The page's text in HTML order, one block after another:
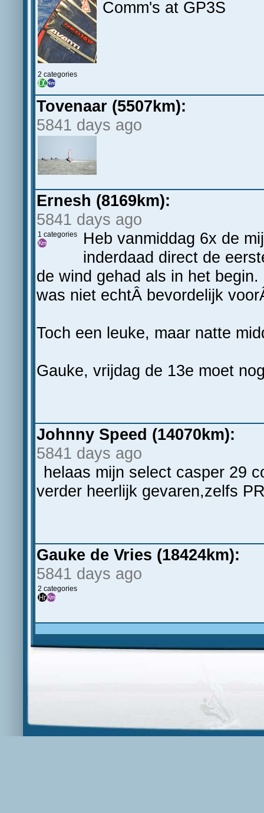
2 categories
Comm's at GP3S
Tovenaar (5507km):
5841 days ago
Ernesh (8169km):
5841 days ago
1 categories
Heb vanmiddag 6x de
inderdaad direct de
de wind gehad als in het
was niet echtÂ bevordelijk
Toch een leuke, maar natte
Gauke, vrijdag de 13e moet
Johnny Speed (14070km):
5841 days ago
helaas mijn select casper 29
verder heerlijk gevaren,zelfs
Gauke de Vries (18424km):
5841 days ago
2 categories